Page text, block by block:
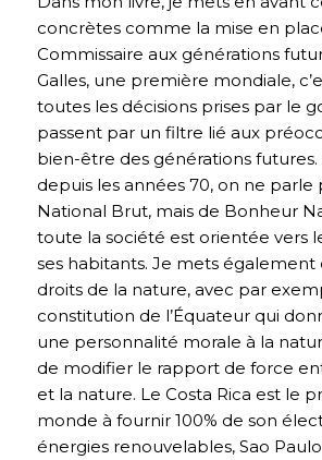
concrètes comme la mise en
Commissaire aux générations
Galles, une première mondiale,
toutes les décisions prises par le
passent par un filtre lié aux
bien-être des générations
depuis les années 70, on ne parle
National Brut, mais de Bonheur
toute la société est orientée vers
ses habitants. Je mets également
droits de la nature, avec par
constitution de l’Équateur qui
une personnalité morale à la
de modifier le rapport de force
et la nature. Le Costa Rica est le
monde à fournir 100% de son
énergies renouvelables, Sao